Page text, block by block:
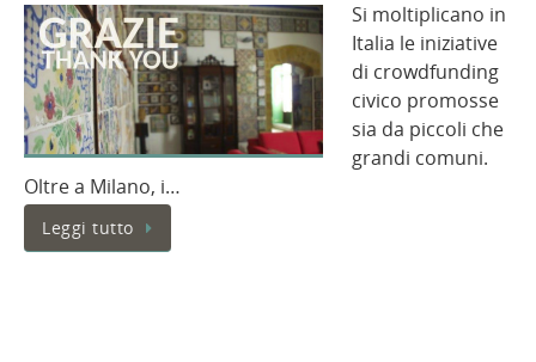
Si moltiplicano in
Italia le iniziative
di crowdfunding
civico promosse
sia da piccoli che
grandi comuni.
Oltre a Milano, i…
Leggi tutto